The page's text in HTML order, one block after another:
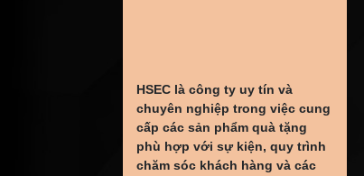
HSEC là công ty uy tín và
chuyên nghiệp trong việc cung
cấp các sản phẩm quà tặng
phù hợp với sự kiện, quy trình
chăm sóc khách hàng và các